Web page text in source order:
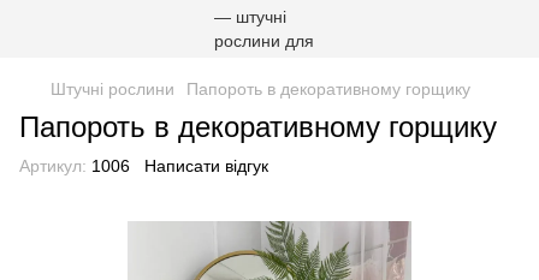
Штучні рослини Папороть в декоративному горщику
Папороть в декоративному горщику
Артикул: 1006 Написати відгук